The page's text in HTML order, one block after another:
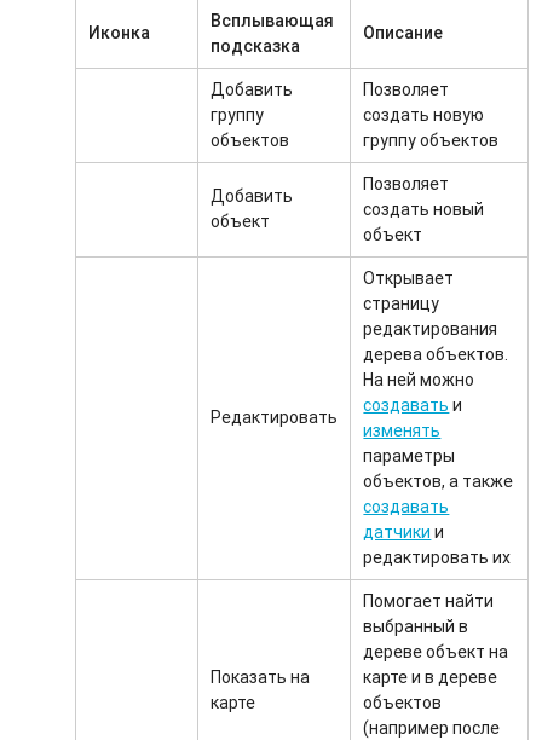
Иконка
Всплывающая
подсказка
Описание
Добавить
группу
объектов
Позволяет
создать новую
группу объектов
Добавить
объект
Позволяет
создать новый
объект
Редактировать
Открывает
страницу
редактирования
дерева объектов.
На ней можно
создавать и
изменять
параметры
объектов, а также
создавать
датчики и
редактировать их
Показать на
карте
Помогает найти
выбранный в
дереве объект на
карте и в дереве
объектов
(например после